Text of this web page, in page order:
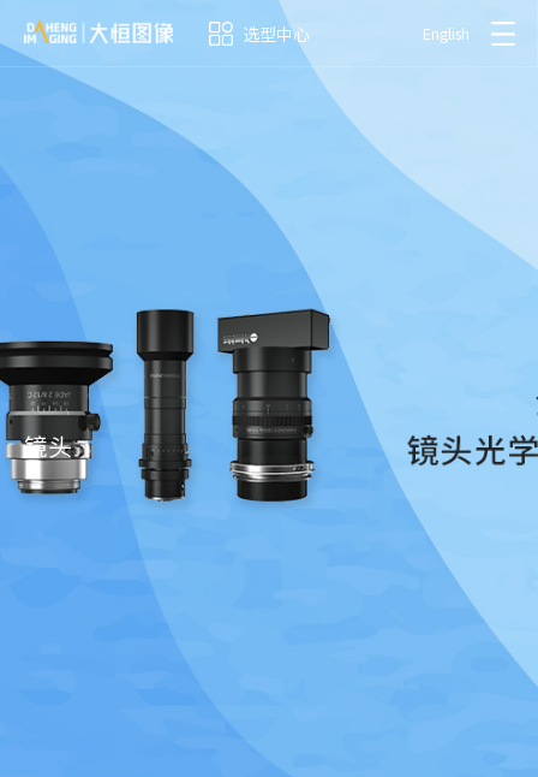
选型中心 English
镜头